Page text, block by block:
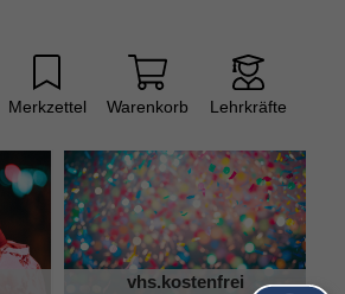
Merkzettel Warenkorb Lehrkräfte
vhs.kostenfrei